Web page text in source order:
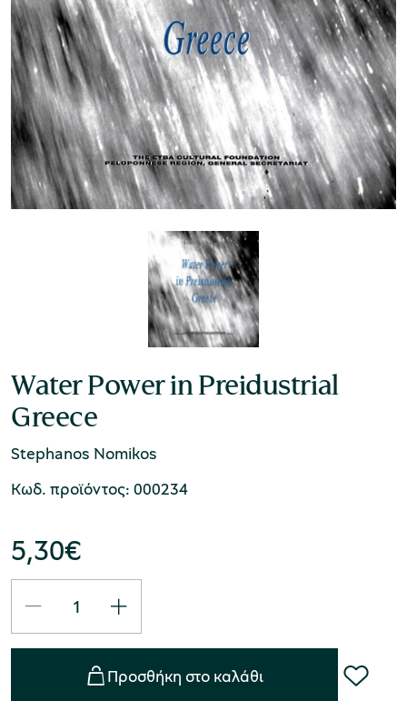
Water Power in Preidustrial
Greece
Stephanos Nomikos
Κωδ. προϊόντος: 000234
5,30€
Προσθήκη στο καλάθι